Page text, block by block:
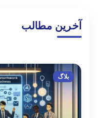
آخرین مطالب
بلاگ